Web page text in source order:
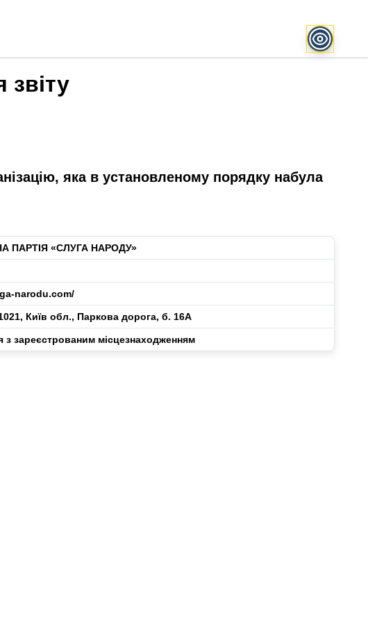
звіту
яка в установленому порядку набула
ПАРТІЯ «СЛУГА НАРОДУ»
narodu.com/
Київ обл., Паркова дорога, б. 16А
з зареєстрованим місцезнаходженням